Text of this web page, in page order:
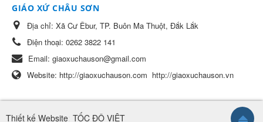
GIÁO XỨ CHÂU SƠN
Địa chỉ: Xã Cư Êbur, TP. Buôn Ma Thuột, Đắk Lắk
Điện thoại: 0262 3822 141
Email: giaoxuchauson@gmail.com
Website: http://giaoxuchauson.com http://giaoxuchauson.vn
Thiết kế Website TỐC ĐỘ VIỆT